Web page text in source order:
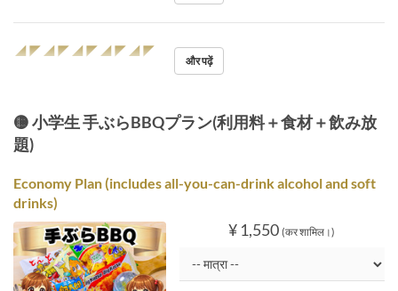
◢◤◢◤◢◤◢◤◢◤
और पढ़ें
🟡 小学生 手ぶらBBQプラン(利用料＋食材＋飲み放
題)
Economy Plan (includes all-you-can-drink alcohol and soft
drinks)
¥ 1,550 (कर शामिल।)